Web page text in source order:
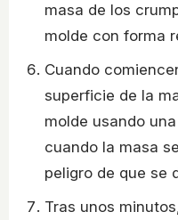
masa de los
molde con forma
Cuando
superficie de la
molde usando
cuando la masa
peligro de que se
Tras unos